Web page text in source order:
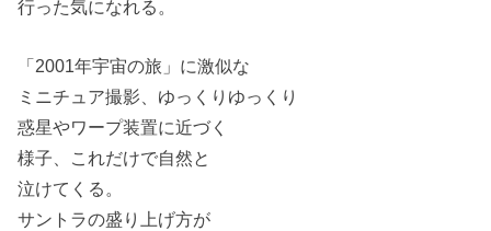
行った気になれる。
「2001年宇宙の旅」に激似な
ミニチュア撮影、ゆっくりゆっくり
惑星やワープ装置に近づく
様子、これだけで自然と
泣けてくる。
サントラの盛り上げ方が